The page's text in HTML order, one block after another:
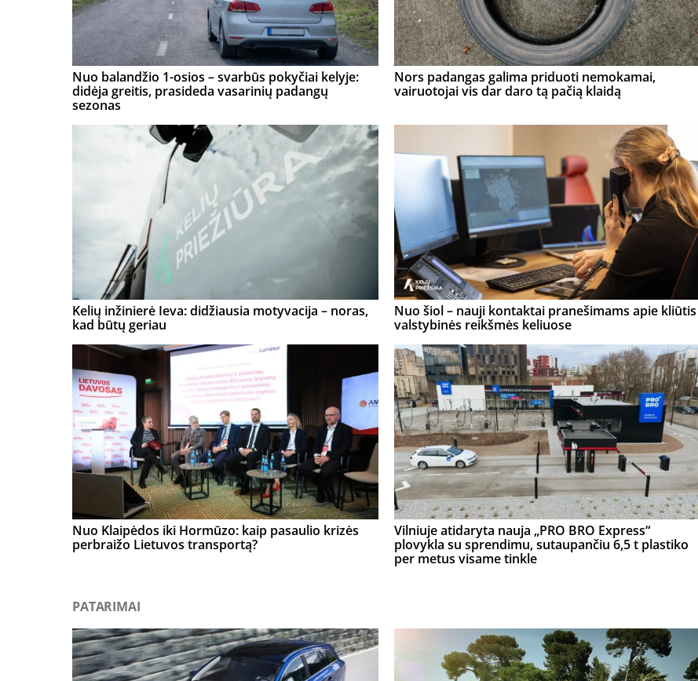
Nuo balandžio 1-osios – svarbūs pokyčiai kelyje:
didėja greitis, prasideda vasarinių padangų
sezonas
Nors padangas galima priduoti nemokamai,
vairuotojai vis dar daro tą pačią klaidą
Kelių inžinierė Ieva: didžiausia motyvacija – noras,
kad būtų geriau
Nuo šiol – nauji kontaktai pranešimams apie kliūtis
valstybinės reikšmės keliuose
Nuo Klaipėdos iki Hormūzo: kaip pasaulio krizės
perbraižo Lietuvos transportą?
Vilniuje atidaryta nauja „PRO BRO Express“
plovykla su sprendimu, sutaupančiu 6,5 t plastiko
per metus visame tinkle
PATARIMAI